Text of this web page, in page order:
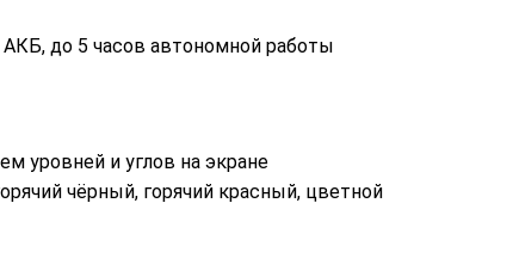
до 5 часов автономной работы
уровней и углов на экране
чёрный, горячий красный, цветной